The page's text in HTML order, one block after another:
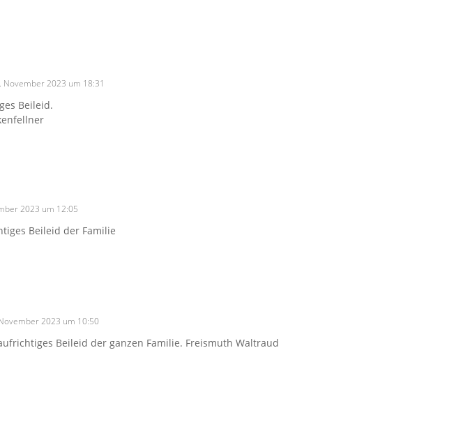
November 2023 um 18:31
Beileid.
2023 um 12:05
Beileid der Familie
2023 um 10:50
Beileid der ganzen Familie. Freismuth Waltraud